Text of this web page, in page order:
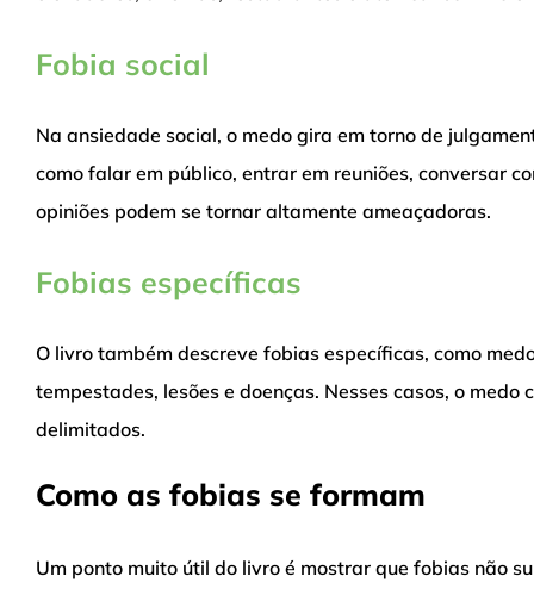
Fobia social
Na ansiedade social, o medo gira em torno de
como falar em público, entrar em reuniões, conversar
opiniões podem se tornar altamente ameaçadoras.
Fobias específicas
O livro também descreve fobias específicas, como
tempestades, lesões e doenças. Nesses casos, o
delimitados.
Como as fobias se formam
Um ponto muito útil do livro é mostrar que fobias não